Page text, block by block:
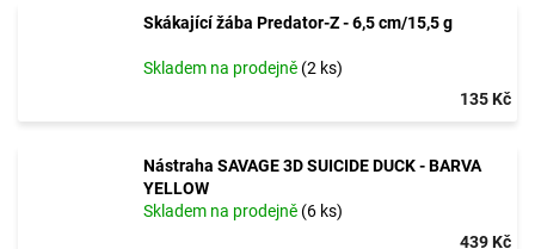
Skákající žába Predator-Z - 6,5 cm/15,5 g
Skladem na prodejně (2 ks)
135 Kč
Nástraha SAVAGE 3D SUICIDE DUCK - BARVA
YELLOW
Skladem na prodejně (6 ks)
439 Kč